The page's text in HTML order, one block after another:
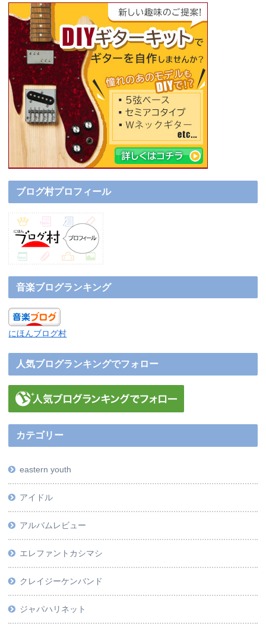
ブログ村プロフィール
音楽ブログランキング
にほんブログ村
人気ブログランキングでフォロー
カテゴリー
eastern youth
アイドル
アルバムレビュー
エレファントカシマシ
クレイジーケンバンド
ジャパハリネット